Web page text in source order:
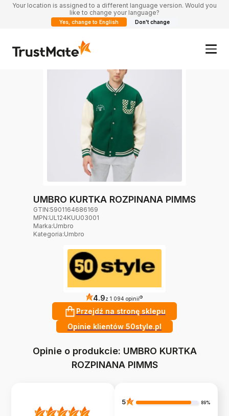
Your location is assigned to a different language version. Would you
like to change your language?
Yes, change to English Don't change
UMBRO KURTKA ROZPINANA PIMMS
GTIN:5901164686169
MPN:UL124KUU03001
Marka:Umbro
Kategoria:Umbro
4.9z 1 094 opinii ?
Przejdź na stronę sklepu
Opinie klientów 50style.pl
Opinie o produkcie: UMBRO KURTKA
ROZPINANA PIMMS
5 89%